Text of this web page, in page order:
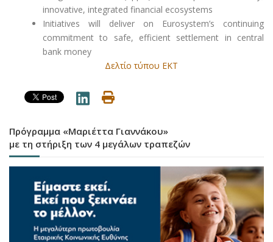
innovative, integrated financial ecosystems
Initiatives will deliver on Eurosystem’s continuing
commitment to safe, efficient settlement in central
bank money
Δελτίο τύπου ΕΚΤ
Πρόγραμμα «Μαριέττα Γιαννάκου»
με τη στήριξη των 4 μεγάλων τραπεζών